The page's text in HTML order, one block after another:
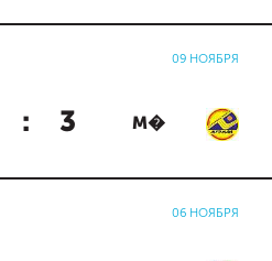
09 НОЯБРЯ
: 3 М�
06 НОЯБРЯ